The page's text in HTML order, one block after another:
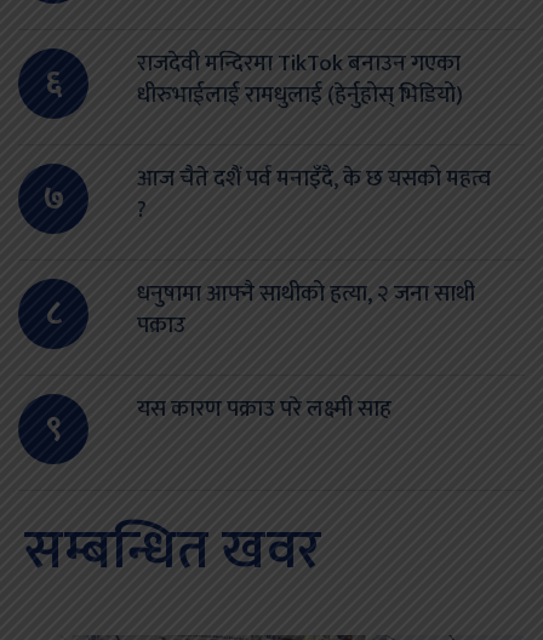
६
राजदेवी मन्दिरमा TikTok बनाउन गएका
धीरुभाईलाई रामधुलाई (हेर्नुहोस् भिडियो)
७
आज चैते दशैं पर्व मनाइँदै, के छ यसको महत्व
?
८
धनुषामा आफ्नै साथीको हत्या, २ जना साथी
पक्राउ
९ यस कारण पक्राउ परे लक्ष्मी साह
सम्बन्धित खवर